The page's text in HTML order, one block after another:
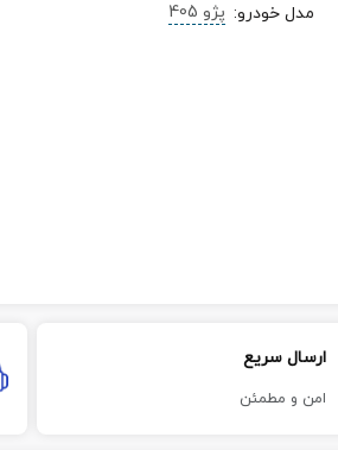
مدل خودرو: پژو 405
ارسال سریع
امن و مطمئن